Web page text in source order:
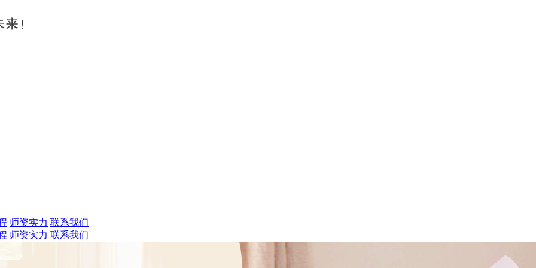
师资实力 联系我们
师资实力 联系我们